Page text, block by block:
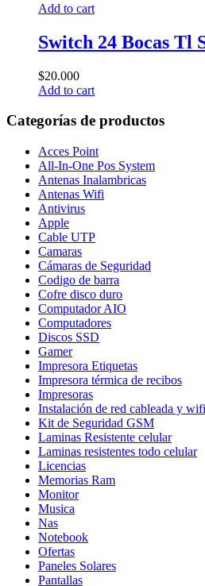
Add to cart
Switch 24 Bocas Tl
$20.000
Add to cart
Categorías de productos
Acces Point
All-In-One Pos System
Antenas Inalambricas
Antenas Wifi
Antivirus
Apple
Cable UTP
Camaras
Cámaras de Seguridad
Codigo de barra
Cofre disco duro
Computador AIO
Computadores
Discos SSD
Gamer
Impresora Etiquetas
Impresora térmica de recibos
Impresoras
Instalación de red cableada y wifi
Kit de Seguridad GSM
Laminas Resistente celular
Laminas resistentes todo celular
Licencias
Memorias Ram
Monitor
Musica
Nas
Notebook
Ofertas
Paneles Solares
Pantallas